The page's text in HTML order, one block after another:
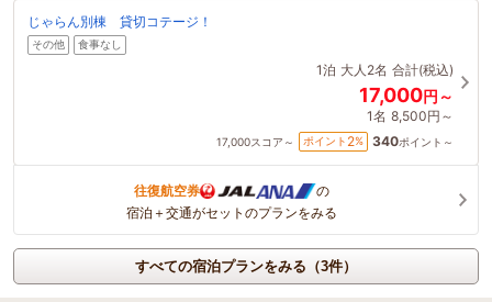
じゃらん別棟 貸切コテージ！
その他 食事なし
1泊 大人2名 合計(税込)
17,000円～
1名 8,500円～
17,000スコア～ ポイント 2% 340ポイント～
往復航空券
の
宿泊＋交通がセットのプランをみる
すべての宿泊プランをみる（3件）